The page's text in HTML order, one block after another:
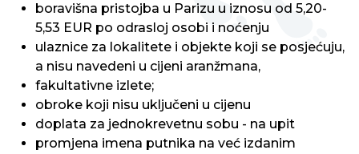
boravišna pristojba u Parizu u iznosu od 5,20-
5,53 EUR po odrasloj osobi i noćenju
ulaznice za lokalitete i objekte koji se posjećuju,
a nisu navedeni u cijeni aranžmana,
fakultativne izlete;
obroke koji nisu uključeni u cijenu
doplata za jednokrevetnu sobu - na upit
promjena imena putnika na već izdanim